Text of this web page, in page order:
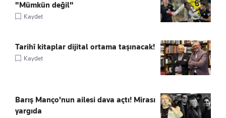
"Mümkün değil"
Kaydet
Tarihî kitaplar dijital ortama taşınacak!
Kaydet
Barış Manço'nun ailesi dava açtı! Mirası
yargıda